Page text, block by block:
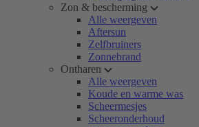
Zon & bescherming
Alle weergeven
Aftersun
Zelfbruiners
Zonnebrand
Ontharen
Alle weergeven
Koude en warme was
Scheermesjes
Scheeronderhoud